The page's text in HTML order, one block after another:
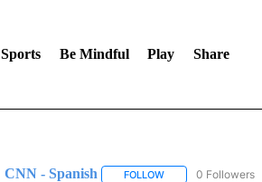
Sports Be Mindful Play Share
CNN - Spanish FOLLOWFOLLOW "CNN -
0 Followers